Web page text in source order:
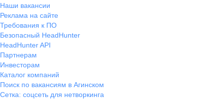
Наши вакансии
Реклама на сайте
Требования к ПО
Безопасный HeadHunter
HeadHunter API
Партнерам
Инвесторам
Каталог компаний
Поиск по вакансиям в Агинском
Сетка: соцсеть для нетворкинга